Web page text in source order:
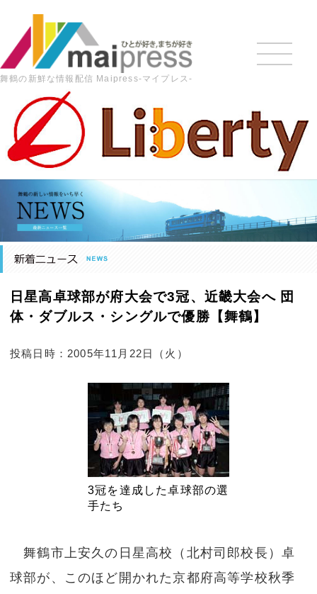
舞鶴の新鮮な情報配信 Maipress-マイプレス-
HOME > 最新の記事 > スポーツ > 日星高卓球部が府大会で
3冠、近畿大会へ 団体・ダブルス・シングルで優勝【舞鶴】
日星高卓球部が府大会で3冠、近畿大会へ 団
体・ダブルス・シングルで優勝【舞鶴】
投稿日時：2005年11月22日（火）
3冠を達成した卓球部の選
手たち
舞鶴市上安久の日星高校（北村司郎校長）卓
球部が、このほど開かれた京都府高等学校秋季